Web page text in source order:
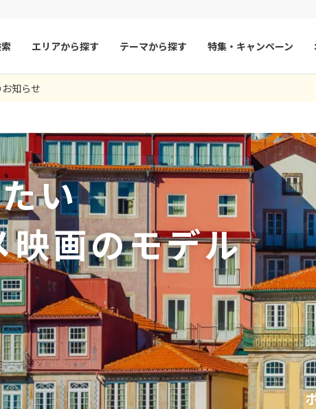
エリアから探す
ルクセンブルク
イギリス
チェコ
オーストリア
スロヴァキア
アイスランド
ン
デンマーク
ノルウェー
リトアニア
ギリシャ
ア
モンテネグロ
ブルガリア
ア
ボスニア・ヘルツェゴビナ セルビア
テーマから探す 特集・キャンペーン
知らせ
い
映画のモデル
火 水 木 金
土
1
4 5 6 7
8
11 12 14
15
18 19 20 21
22
25 26 27 28
29
日 月 火 水
木
1
3
7
10
16
20
21 22 23
24
28 30
月 10月未定
火 水 木 金
土
1
2026年11月
日 月 火 水
木
3
鮮で楽しく旅行できました。
06 04:28:23.443
かったです。リスボン３日間はシントラ、ベレン、リスボン中心部を
利に観光しました。定番の観光名所、乗り物、どこも人が多く長い
だったのでどう回ろうかと考えながら観光するのも楽しかったです。
コンパクトで乗り物も充実していて街歩きにとても素敵な所でした。
11 10:50:16.064
だいたり、とても楽しい旅行になりました。
03 10:03:01